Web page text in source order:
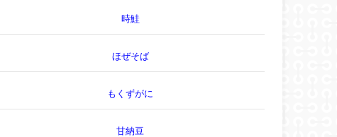
時鮭
ほぜそば
もくずがに
甘納豆